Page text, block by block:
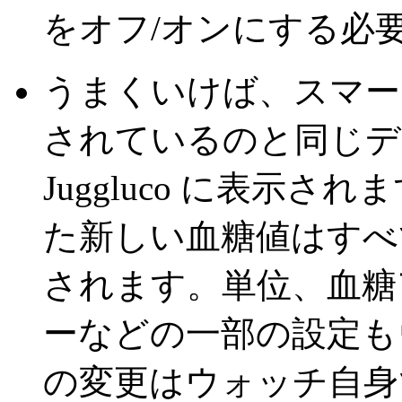
をオフ/オンにする必
うまくいけば、スマ
されているのと同じ
Juggluco に表示され
た新しい血糖値はす
されます。単位、血
ーなどの一部の設定
の変更はウォッチ自